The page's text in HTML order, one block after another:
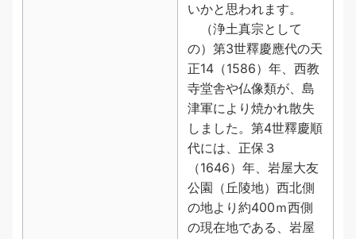
いかと思われます。
（浄土真宗として
の）第3世釋慶應代の天
正14（1586）年、西教
寺堂舎や仏像類が、島
津軍により焼かれ散失
しました。第4世釋慶順
代には、正保３
（1646）年、岩屋大友
公園（丘陵地）西北側
の地より約400ｍ西側
の現在地である、岩屋